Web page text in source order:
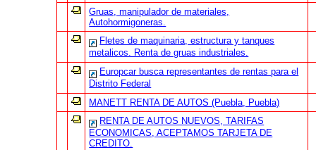
Gruas, manipulador de materiales,
Autohormigoneras.
Fletes de maquinaria, estructura y tanques
metalicos. Renta de gruas industriales.
Europcar busca representantes de rentas para el
Distrito Federal
MANETT RENTA DE AUTOS (Puebla, Puebla)
RENTA DE AUTOS NUEVOS, TARIFAS
ECONOMICAS, ACEPTAMOS TARJETA DE
CREDITO.